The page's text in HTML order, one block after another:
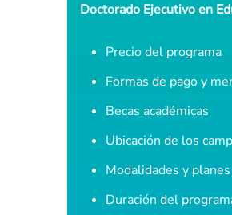
Doctorado Ejecutivo en
Precio del programa
Formas de pago y
Becas académicas
Ubicación de los
Modalidades y
Duración del